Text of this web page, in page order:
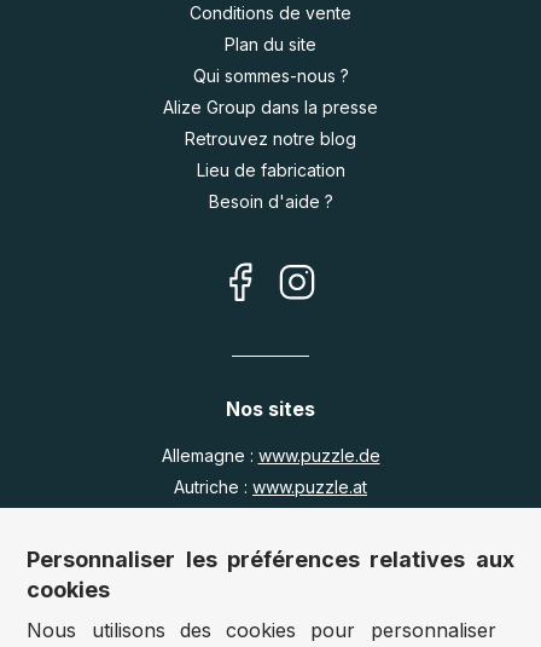
Conditions de vente
Plan du site
Qui sommes-nous ?
Alize Group dans la presse
Retrouvez notre blog
Lieu de fabrication
Besoin d'aide ?
Nos sites
Allemagne : www.puzzle.de
Autriche : www.puzzle.at
Royaume Uni :
www.jigsawpuzzle.co.uk
Accès revendeurs / détaillants
Personnaliser les préférences relatives aux
cookies
Nous utilisons des cookies pour personnaliser